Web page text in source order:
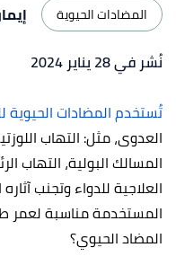
المضادات الحيوية
نُشر في 28 يناير 2024
تُستخدم المضادات الحيوية
العدوى، مثل: التهاب
المسالك البولية، التهاب
العلاجية للدواء وتجنب
المستخدمة مناسبة لعمر
المضاد الحيوي؟